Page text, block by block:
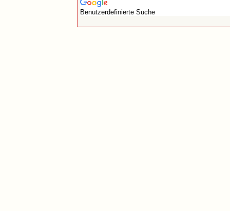
Benutzerdefinierte Suche